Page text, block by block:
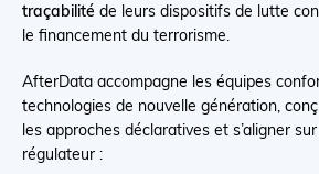
traçabilité de leurs dispositifs de lutte
le financement du terrorisme.
AfterData accompagne les équipes
technologies de nouvelle génération,
les approches déclaratives et s’aligner
régulateur :